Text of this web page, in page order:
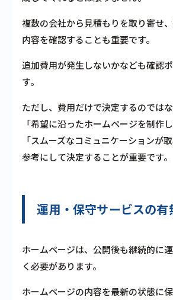
複数の会社から見積もりを取り寄せ
内容を確認することも重要です。
追加費用が発生しないかなども確認
す。
ただし、費用だけで決定するのでは
「希望に沿ったホームページを制作
「スムーズなコミュニケーションが
参考にして決定することが重要です。
運用・保守サービスの有
ホームページは、公開後も継続的に
く必要があります。
ホームページの内容を最新の状態に